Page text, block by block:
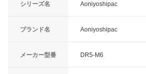
シリーズ名 Aoniyoshipac
ブランド名 Aoniyoshipac
メーカー型番 DR5-M6